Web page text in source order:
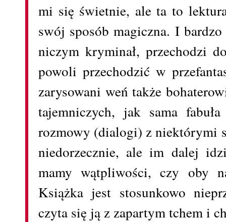
mi się świetnie, ale ta to
swój sposób magiczna. I
niczym kryminał, przechodzi
powoli przechodzić w
zarysowani weń także
tajemniczych, jak sama
rozmowy (dialogi) z niektórymi
niedorzecznie, ale im dalej
mamy wątpliwości, czy oby
Książka jest stosunkowo
czyta się ją z zapartym tchem i